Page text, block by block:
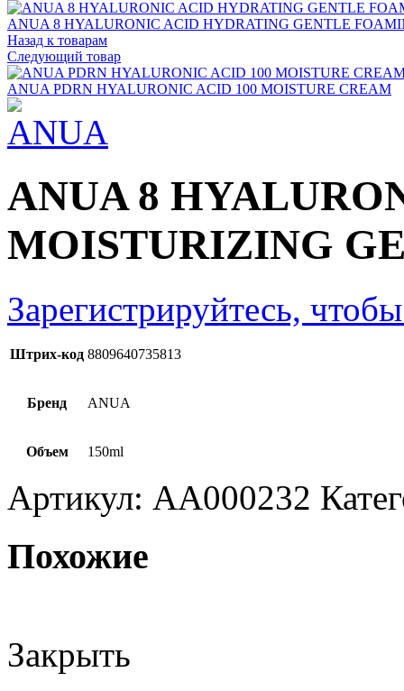
ANUA 8 HYALURONIC ACID HYDRATING GENTLE
Назад к товарам
Следующий товар
ANUA PDRN HYALURONIC ACID 100 MOISTURE CREAM
ANUA 8
MOISTURIZING
Зарегистрируйтесь,
Штрих-код 8809640735813
Бренд ANUA
Объем 150ml
Артикул: AA000232
Похожие
Закрыть